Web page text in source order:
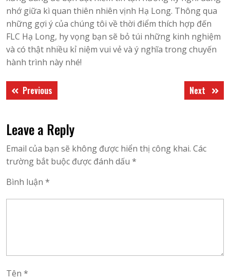
nhớ giữa kì quan thiên nhiên vịnh Hạ Long. Thông qua
những gợi ý của chúng tôi về thời điểm thích hợp đến
FLC Hạ Long, hy vọng bạn sẽ bỏ túi những kinh nghiệm
và có thật nhiều kỉ niệm vui vẻ và ý nghĩa trong chuyến
hành trình này nhé!
Điều
hướng
viết
Previous
post:
Next Next
post:
Leave a Reply
Email của bạn sẽ không được hiển thị công khai. Các
trường bắt buộc được đánh dấu *
Bình luận *
Tên *